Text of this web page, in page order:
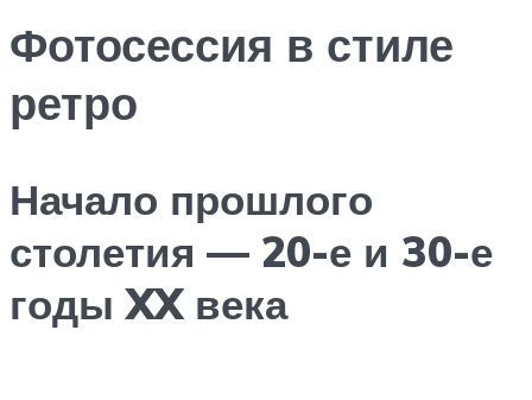
Фотосессия в стиле
ретро
Начало прошлого
столетия — 20-е и 30-е
годы XX века